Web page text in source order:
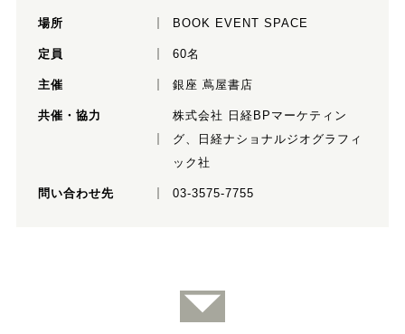
場所 BOOK EVENT SPACE
定員 60名
主催 銀座 蔦屋書店
共催・協力
株式会社 日経BPマーケティン
グ、日経ナショナルジオグラフィ
ック社
問い合わせ先 03-3575-7755